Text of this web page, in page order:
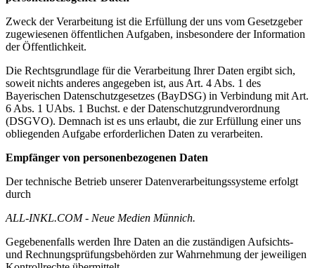
Zweck der Verarbeitung ist die Erfüllung der uns vom Gesetzgeber
zugewiesenen öffentlichen Aufgaben, insbesondere der Information
der Öffentlichkeit.
Die Rechtsgrundlage für die Verarbeitung Ihrer Daten ergibt sich,
soweit nichts anderes angegeben ist, aus Art. 4 Abs. 1 des
Bayerischen Datenschutzgesetzes (BayDSG) in Verbindung mit Art.
6 Abs. 1 UAbs. 1 Buchst. e der Datenschutzgrundverordnung
(DSGVO). Demnach ist es uns erlaubt, die zur Erfüllung einer uns
obliegenden Aufgabe erforderlichen Daten zu verarbeiten.
Empfänger von personenbezogenen Daten
Der technische Betrieb unserer Datenverarbeitungssysteme erfolgt
durch
ALL-INKL.COM - Neue Medien Münnich.
Gegebenenfalls werden Ihre Daten an die zuständigen Aufsichts-
und Rechnungsprüfungsbehörden zur Wahrnehmung der jeweiligen